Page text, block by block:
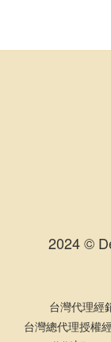
2024 ©
台灣代理經
台灣總代理授權